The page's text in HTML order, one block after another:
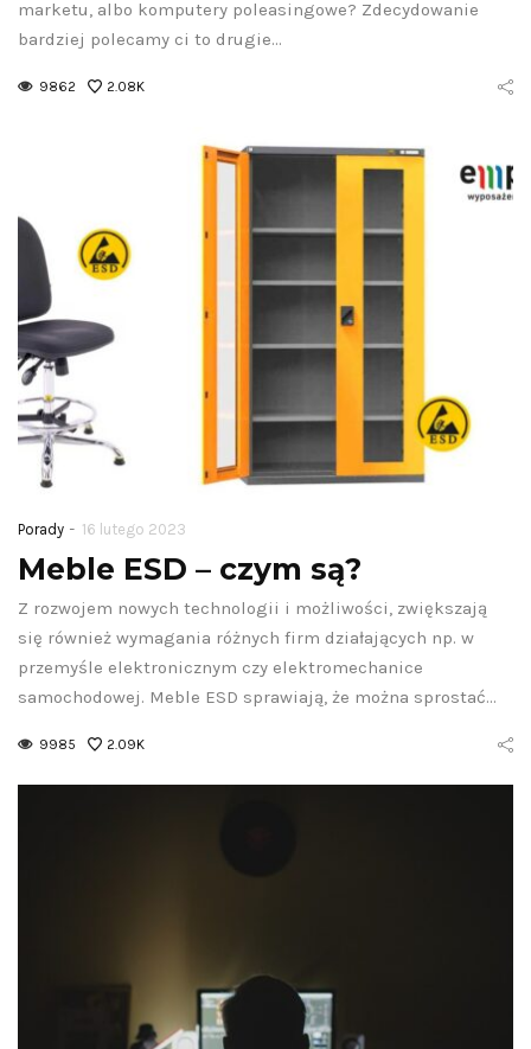
marketu, albo komputery poleasingowe? Zdecydowanie
bardziej polecamy ci to drugie…
9862 2.08K
Porady - 16 lutego 2023
Meble ESD – czym są?
Z rozwojem nowych technologii i możliwości, zwiększają
się również wymagania różnych firm działających np. w
przemyśle elektronicznym czy elektromechanice
samochodowej. Meble ESD sprawiają, że można sprostać…
9985 2.09K